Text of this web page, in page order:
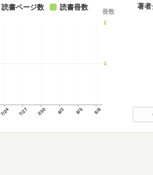
7/24 7/27 7/30 8/2 8/5 8/8
1
2
冊数
読書ページ数 読書冊数 著者